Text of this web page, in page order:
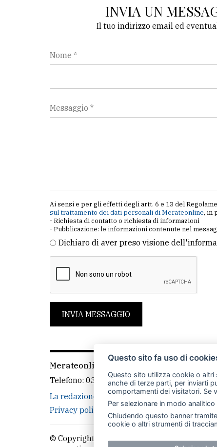
INVIA UN
Il tuo indirizzo email ed
Nome *
Messaggio *
Ai sensi e per gli effetti degli artt. 6 e 13 del
sul trattamento dei dati personali di Merateonline, in
- Richiesta di contatto o richiesta di informazioni
- Pubblicazione: le informazioni contenute nel
Dichiaro di aver preso visione
INVIA MESSAGGIO
Merateonline S.r.l.
Telefono: 039 9902881- Whatsapp: 351
La redazione
CasateOnline LeccoOnline
Privacy policy
Cookie policy Rivedi le
© Copyright Merateonline S.r.l. - Tutti i
Questo sito fa uso di
Questo sito utilizza cookie o
anche di terze parti, per inviarti
comportamenti dei visitatori. Se
Per selezionare in modo
Chiudendo questo banner
cookie o altri strumenti di